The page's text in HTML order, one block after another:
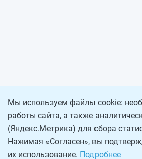
Мы используем файлы cookie:
работы сайта, а также
(Яндекс.Метрика) для сбора
Нажимая «Согласен», вы
их использование. Подробнее